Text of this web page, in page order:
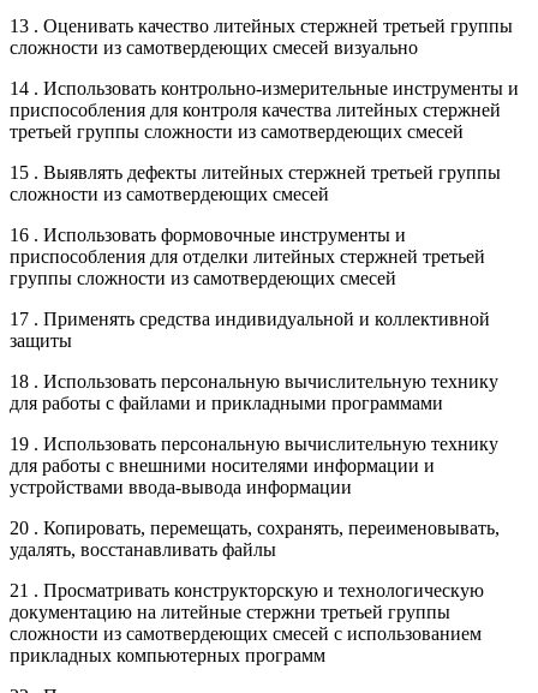
13 . Оценивать качество литейных стержней третьей группы
сложности из самотвердеющих смесей визуально
14 . Использовать контрольно-измерительные инструменты и
приспособления для контроля качества литейных стержней
третьей группы сложности из самотвердеющих смесей
15 . Выявлять дефекты литейных стержней третьей группы
сложности из самотвердеющих смесей
16 . Использовать формовочные инструменты и
приспособления для отделки литейных стержней третьей
группы сложности из самотвердеющих смесей
17 . Применять средства индивидуальной и коллективной
защиты
18 . Использовать персональную вычислительную технику
для работы с файлами и прикладными программами
19 . Использовать персональную вычислительную технику
для работы с внешними носителями информации и
устройствами ввода-вывода информации
20 . Копировать, перемещать, сохранять, переименовывать,
удалять, восстанавливать файлы
21 . Просматривать конструкторскую и технологическую
документацию на литейные стержни третьей группы
сложности из самотвердеющих смесей с использованием
прикладных компьютерных программ